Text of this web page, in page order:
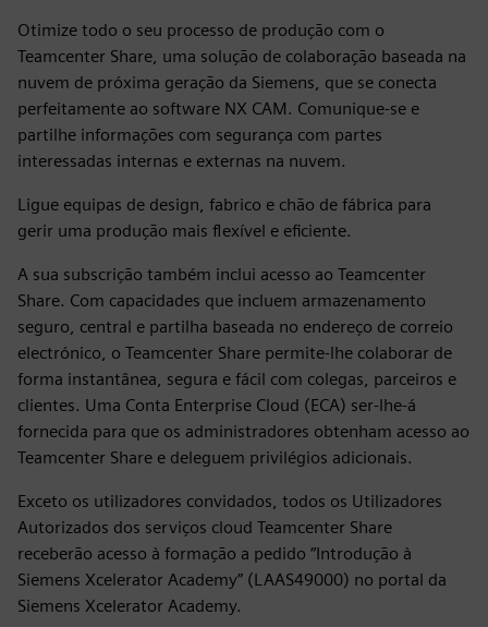
Otimize todo o seu processo de produção com o
Teamcenter Share, uma solução de colaboração baseada na
nuvem de próxima geração da Siemens, que se conecta
perfeitamente ao software NX CAM. Comunique-se e
partilhe informações com segurança com partes
interessadas internas e externas na nuvem.
Ligue equipas de design, fabrico e chão de fábrica para
gerir uma produção mais flexível e eficiente.
A sua subscrição também inclui acesso ao Teamcenter
Share. Com capacidades que incluem armazenamento
seguro, central e partilha baseada no endereço de correio
electrónico, o Teamcenter Share permite-lhe colaborar de
forma instantânea, segura e fácil com colegas, parceiros e
clientes. Uma Conta Enterprise Cloud (ECA) ser-lhe-á
fornecida para que os administradores obtenham acesso ao
Teamcenter Share e deleguem privilégios adicionais.
Exceto os utilizadores convidados, todos os Utilizadores
Autorizados dos serviços cloud Teamcenter Share
receberão acesso à formação a pedido “Introdução à
Siemens Xcelerator Academy” (LAAS49000) no portal da
Siemens Xcelerator Academy.